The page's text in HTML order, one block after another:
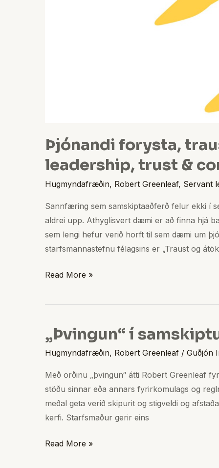
Þjónandi forysta,
leadership, trust &
Hugmyndafræðin, Robert Greenleaf, Servant
Sannfæring sem samskiptaaðferð felur ekki í
aldrei upp. Athyglisvert dæmi er að finna hjá
sem lengi hefur verið horft til sem dæmi um
starfsmannastefnu félagsins er „Traust og
Read More »
„Þvingun“ í
Hugmyndafræðin, Robert Greenleaf / Guðjón
Með orðinu „þvingun“ átti Robert Greenleaf
stöðu sinnar eða annars fyrirkomulags og
meðal geta verið skipurit og stigveldi og
kerfi. Starfsmaður gerir eins
„Þvingun“
í
samskiptum
á
vinnustöðum
Read More »